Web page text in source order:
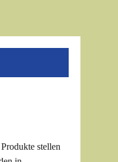
stellen